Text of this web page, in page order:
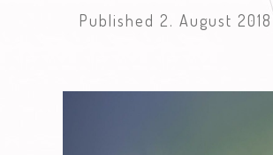
Published 2. August 2018